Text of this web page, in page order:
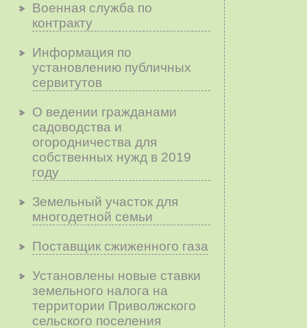
Военная служба по
контракту
Информация по
установлению публичных
сервитутов
О ведении гражданами
садоводства и
огородничества для
собственных нужд в 2019
году
Земельный участок для
многодетной семьи
Поставщик сжиженного газа
Установлены новые ставки
земельного налога на
территории Приволжского
сельского поселения